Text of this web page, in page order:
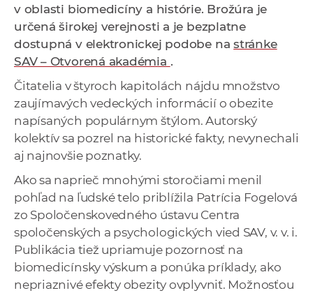
a
h
í
o
h
S
v oblasti biomedicíny a histórie. Brožúra je
určená širokej verejnosti a je bezplatne
dostupná v elektronickej podobe nastránke
SAV – Otvorená akadémia .
Čitatelia v štyroch kapitolách nájdu množstvo
zaujímavých vedeckých informácií o obezite
napísaných populárnym štýlom. Autorský
kolektív sa pozrel na historické fakty, nevynechali
aj najnovšie poznatky.
Ako sa naprieč mnohými storočiami menil
pohľad na ľudské telo priblížila Patrícia Fogelová
zo Spoločenskovedného ústavu Centra
spoločenských a psychologických vied SAV, v. v. i.
Publikácia tiež upriamuje pozornosť na
biomedicínsky výskum a ponúka príklady, ako
nepriaznivé efekty obezity ovplyvniť. Možnosťou